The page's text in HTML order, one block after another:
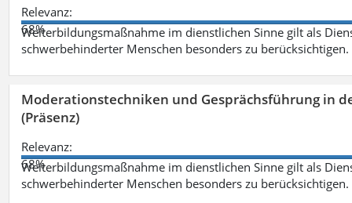
Relevanz:
68%
Weiterbildungsmaßnahme im dienstlichen Sinne gilt als
schwerbehinderter Menschen besonders zu berücksichtigen.
Moderationstechniken und Gesprächsführung in
(Präsenz)
Relevanz:
68%
Weiterbildungsmaßnahme im dienstlichen Sinne gilt als
schwerbehinderter Menschen besonders zu berücksichtigen.